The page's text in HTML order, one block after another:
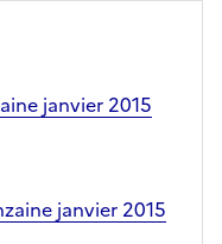
janvier 2015
janvier 2015